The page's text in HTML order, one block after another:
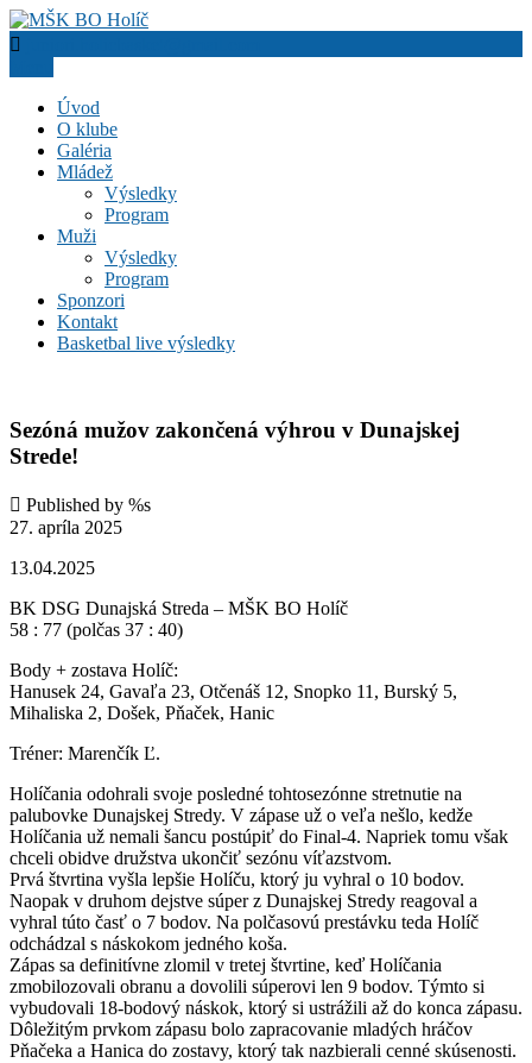
MŠK BO Holíč
Úvod
O klube
Galéria
Mládež
Výsledky
Program
Muži
Výsledky
Program
Sponzori
Kontakt
Basketbal live výsledky
Sezóná mužov zakončená výhrou v Dunajskej
Strede!
Published by %s
27. apríla 2025
13.04.2025
BK DSG Dunajská Streda – MŠK BO Holíč
58 : 77 (polčas 37 : 40)
Body + zostava Holíč:
Hanusek 24, Gavaľa 23, Otčenáš 12, Snopko 11, Burský 5,
Mihaliska 2, Došek, Pňaček, Hanic
Tréner: Marenčík Ľ.
Holíčania odohrali svoje posledné tohtosezónne stretnutie na
palubovke Dunajskej Stredy. V zápase už o veľa nešlo, kedže
Holíčania už nemali šancu postúpiť do Final-4. Napriek tomu však
chceli obidve družstva ukončiť sezónu víťazstvom.
Prvá štvrtina vyšla lepšie Holíču, ktorý ju vyhral o 10 bodov.
Naopak v druhom dejstve súper z Dunajskej Stredy reagoval a
vyhral túto časť o 7 bodov. Na polčasovú prestávku teda Holíč
odchádzal s náskokom jedného koša.
Zápas sa definitívne zlomil v tretej štvrtine, keď Holíčania
zmobilozovali obranu a dovolili súperovi len 9 bodov. Týmto si
vybudovali 18-bodový náskok, ktorý si ustrážili až do konca zápasu.
Dôležitým prvkom zápasu bolo zapracovanie mladých hráčov
Pňačeka a Hanica do zostavy, ktorý tak nazbierali cenné skúsenosti.